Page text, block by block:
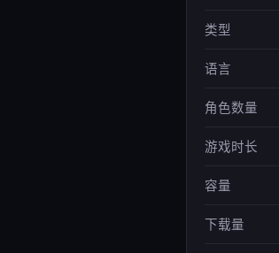
类型
语言
角色数量
游戏时长
容量
下载量